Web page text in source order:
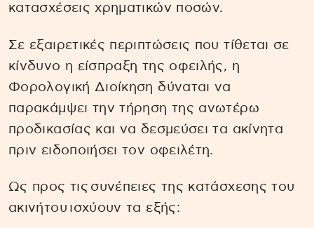
κατασχέσεις χρηματικών ποσών.
Σε εξαιρετικές περιπτώσεις που τίθεται σε
κίνδυνο η είσπραξη της οφειλής, η
Φορολογική Διοίκηση δύναται να
παρακάμψει την τήρηση της ανωτέρω
προδικασίας και να δεσμεύσει τα ακίνητα
πριν ειδοποιήσει τον οφειλέτη.
Ως προς τις συνέπειες της κατάσχεσης του
ακινήτου ισχύουν τα εξής: